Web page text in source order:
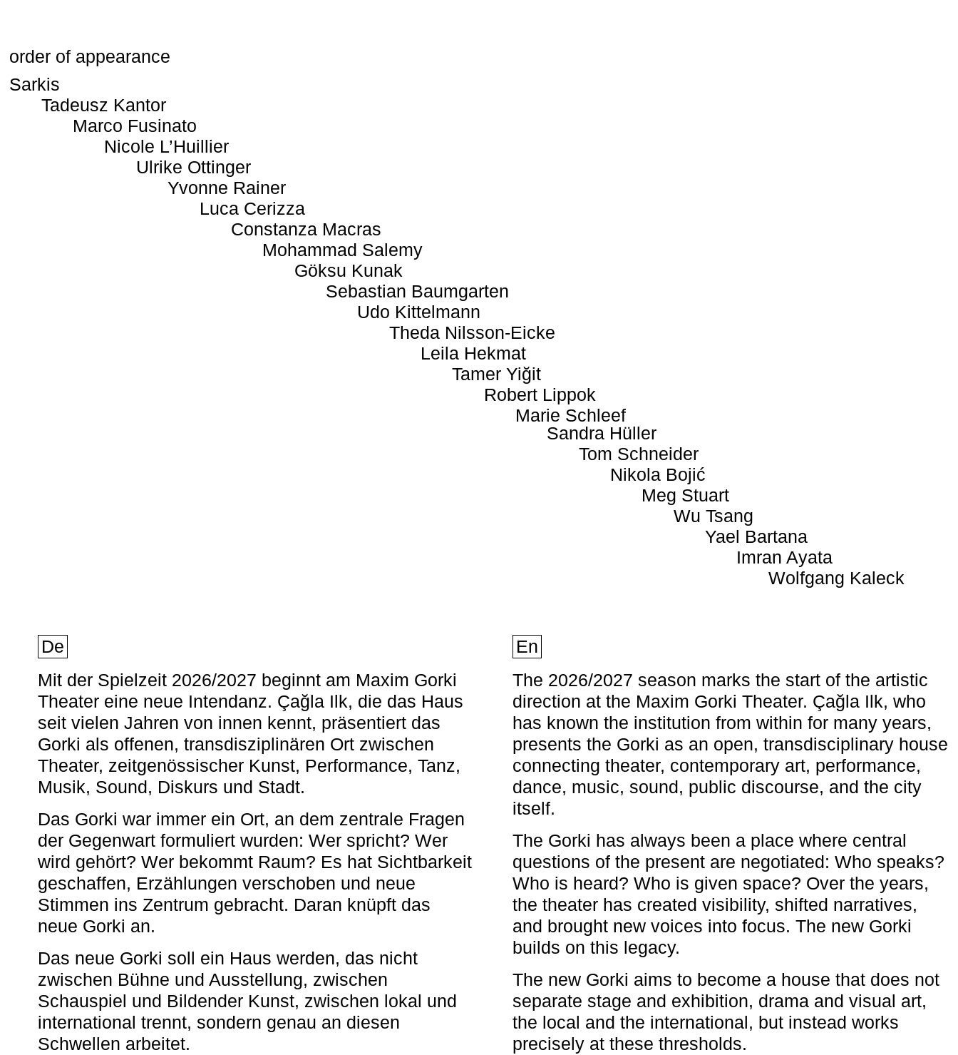
order of appearance
Sarkis
Tadeusz Kantor
Marco Fusinato
Nicole L’Huillier
Ulrike Ottinger
Yvonne Rainer
Luca Cerizza
Constanza Macras
Mohammad Salemy
Göksu Kunak
Sebastian Baumgarten
Udo Kittelmann
Theda Nilsson-Eicke
Leila Hekmat
Tamer Yiğit
Robert Lippok
Marie Schleef
Sandra Hüller
Tom Schneider
Nikola Bojić
Meg Stuart
Wu Tsang
Yael Bartana
Imran Ayata
Wolfgang Kaleck
De
Mit der Spielzeit 2026/2027 beginnt am Maxim Gorki
Theater eine neue Intendanz. Çağla Ilk, die das Haus
seit vielen Jahren von innen kennt, präsentiert das
Gorki als offenen, transdisziplinären Ort zwischen
Theater, zeitgenössischer Kunst, Performance, Tanz,
Musik, Sound, Diskurs und Stadt.
Das Gorki war immer ein Ort, an dem zentrale Fragen
der Gegenwart formuliert wurden: Wer spricht? Wer
wird gehört? Wer bekommt Raum? Es hat Sichtbarkeit
geschaffen, Erzählungen verschoben und neue
Stimmen ins Zentrum gebracht. Daran knüpft das
neue Gorki an.
Das neue Gorki soll ein Haus werden, das nicht
zwischen Bühne und Ausstellung, zwischen
Schauspiel und Bildender Kunst, zwischen lokal und
international trennt, sondern genau an diesen
Schwellen arbeitet.
En
The 2026/2027 season marks the start of the artistic
direction at the Maxim Gorki Theater. Çağla Ilk, who
has known the institution from within for many years,
presents the Gorki as an open, transdisciplinary house
connecting theater, contemporary art, performance,
dance, music, sound, public discourse, and the city
itself.
The Gorki has always been a place where central
questions of the present are negotiated: Who speaks?
Who is heard? Who is given space? Over the years,
the theater has created visibility, shifted narratives,
and brought new voices into focus. The new Gorki
builds on this legacy.
The new Gorki aims to become a house that does not
separate stage and exhibition, drama and visual art,
the local and the international, but instead works
precisely at these thresholds.